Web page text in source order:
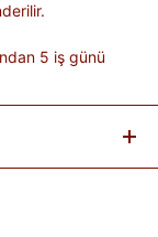
5 iş günü